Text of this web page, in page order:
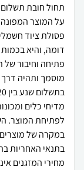
פסולת ציוד
פתיחה וחיבור של
מוסמך ותהיה
מדיחי כלים
במקרה של מוצרים